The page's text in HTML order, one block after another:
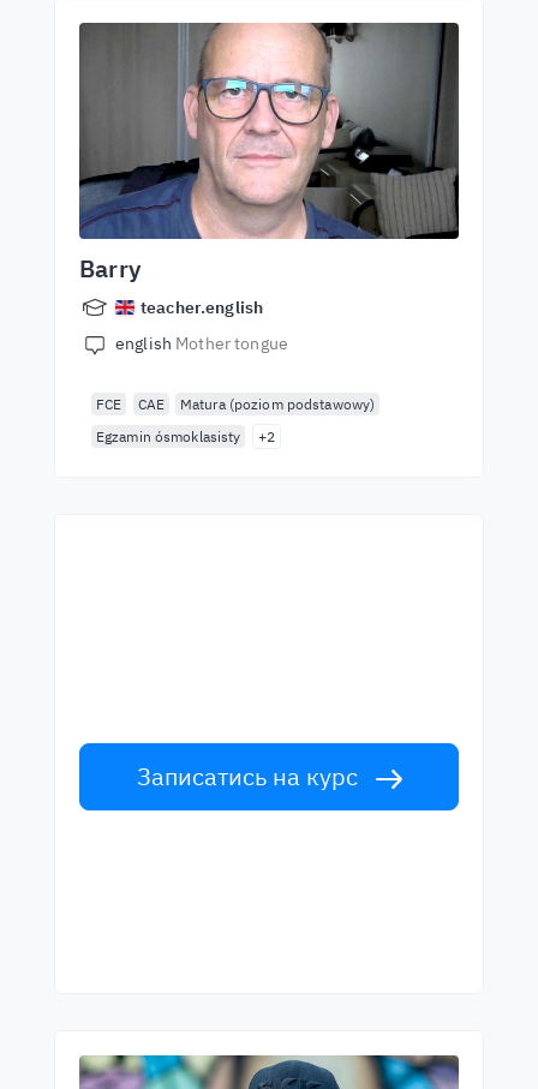
Barry
teacher.english
english Mother tongue
FCE CAE
Matura (poziom podstawowy)
Egzamin ósmoklasisty
+2
Записатись на курс